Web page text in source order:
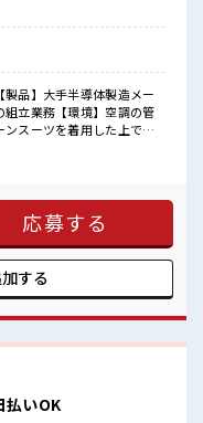
ましょう！
もグッと近い！
品】大手半導体製造メー
立業務【環境】空調の管
スーツを着用した上での
とにチャレンジするのは
っています！ イチからス
ましょう！ ≪収入アップ
事です！ ■職場の雰
く仲間との距離もグッと近
場≫ 一息つける休憩スペー
応募する
する
払いOK